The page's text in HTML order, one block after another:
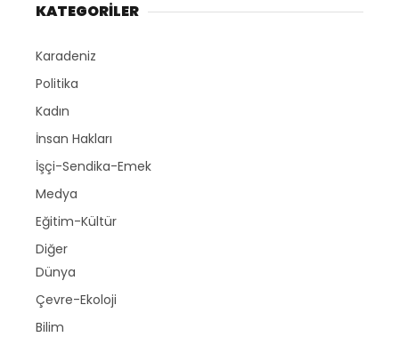
KATEGORİLER
Karadeniz
Politika
Kadın
İnsan Hakları
İşçi-Sendika-Emek
Medya
Eğitim-Kültür
Diğer
Dünya
Çevre-Ekoloji
Bilim